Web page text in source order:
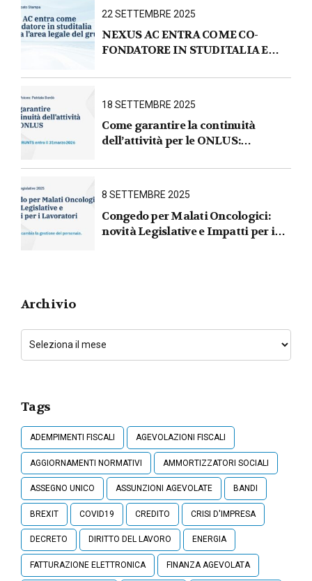
22 SETTEMBRE 2025
NEXUS AC ENTRA COME CO-
FONDATORE IN STUDITALIA E
GRUPPO
18 SETTEMBRE 2025
Come garantire la continuità
dell’attività per le ONLUS :
31 marzo 2026
8 SETTEMBRE 2025
Congedo per Malati Oncologici:
novità Legislative e Impatti per i
Archivio
Tags
ADEMPIMENTI FISCALI AGEVOLAZIONI FISCALI
AGGIORNAMENTI NORMATIVI AMMORTIZZATORI SOCIALI
ASSEGNO UNICO ASSUNZIONI AGEVOLATE BANDI
BREXIT COVID19 CREDITO CRISI D'IMPRESA
DECRETO DIRITTO DEL LAVORO ENERGIA
FATTURAZIONE ELETTRONICA FINANZA AGEVOLATA